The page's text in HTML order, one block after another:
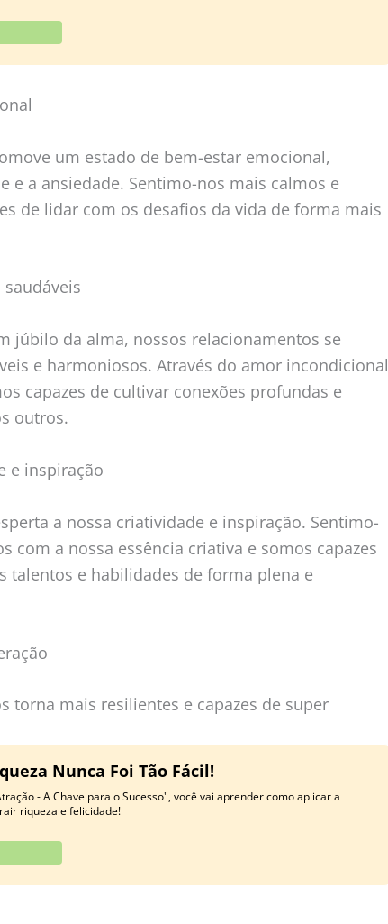
um estado de bem-estar emocional,
e a ansiedade. Sentimo-nos mais calmos e
de lidar com os desafios da vida de forma mais
júbilo da alma, nossos relacionamentos se
e harmoniosos. Através do amor incondicional
capazes de cultivar conexões profundas e
outros.
e inspiração
a nossa criatividade e inspiração. Sentimo-
com a nossa essência criativa e somos capazes
talentos e habilidades de forma plena e
torna mais resilientes e capazes de super
Nunca Foi Tão Fácil!
- A Chave para o Sucesso", você vai aprender como aplicar a
riqueza e felicidade!